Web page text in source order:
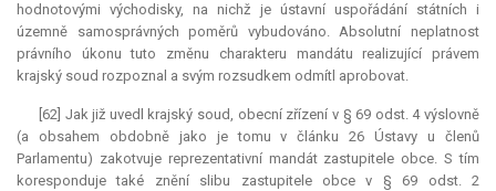
hodnotovými východisky, na nichž je ústavní uspořádání státních i
územně samosprávných poměrů vybudováno. Absolutní neplatnost
právního úkonu tuto změnu charakteru mandátu realizující právem
krajský soud rozpoznal a svým rozsudkem odmítl aprobovat.
[62] Jak již uvedl krajský soud, obecní zřízení v § 69 odst. 4 výslovně
(a obsahem obdobně jako je tomu v článku 26 Ústavy u členů
Parlamentu) zakotvuje reprezentativní mandátzastupitele obce. S tím
koresponduje také znění slibu zastupitele obce v § 69 odst. 2